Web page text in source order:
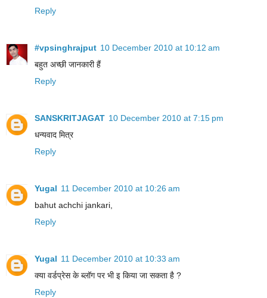
Reply
#vpsinghrajput 10 December 2010 at 10:12 am
बहुत अच्छी जानकारी हैं
Reply
SANSKRITJAGAT 10 December 2010 at 7:15 pm
धन्‍यवाद मित्र
Reply
Yugal 11 December 2010 at 10:26 am
bahut achchi jankari,
Reply
Yugal 11 December 2010 at 10:33 am
क्या वर्डप्रेस के ब्लॉग पर भी इ किया जा सकता है ?
Reply